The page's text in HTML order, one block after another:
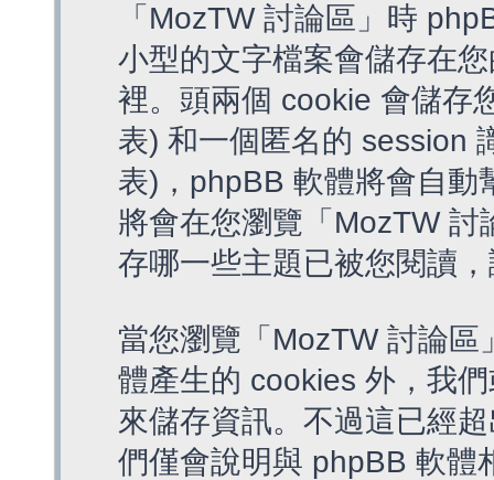
「MozTW 討論區」時
小型的文字檔案會儲存在
裡。頭兩個 cookie 會儲存
表) 和一個匿名的 session
表)，phpBB 軟體將會自動
將會在您瀏覽「MozTW
存哪一些主題已被您閱讀
當您瀏覽「MozTW 討論
體產生的 cookies 外，我
來儲存資訊。不過這已經
們僅會說明與 phpBB 軟體